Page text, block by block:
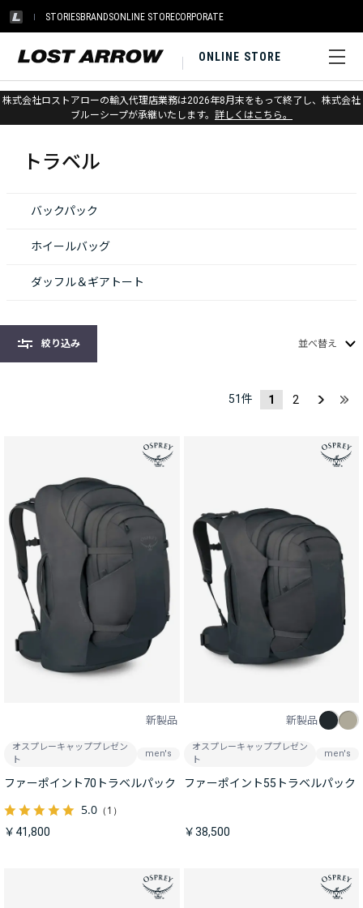
STORIESBRANDSONLINE STORECORPORATE
ONLINE STORE
株式会社ロストアローの輸入代理店業務は2026年8月末をもって終了し、株式会社
ブルーシープが承継いたします。 詳しくはこちら。
ホーム > オスプレー > トラベル
トラベル
絞り込み 並べ替え
51件 1 2
新製品
オスプレーキャッププレゼン
ト
men's
ファーポイント70トラベルパック
5.0 （1）
￥41,800
新製品
オスプレーキャッププレゼン
ト
men's
ファーポイント55トラベルパック
￥38,500
バックパック
ホイールバッグ
ダッフル＆ギアトート